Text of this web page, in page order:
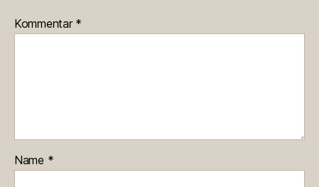
Kommentar *
Name *